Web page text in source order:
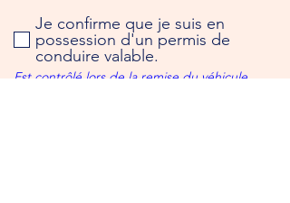
Je confirme que je suis en
possession d'un permis de
conduire valable.
Est contrôlé lors de la remise du véhicule.